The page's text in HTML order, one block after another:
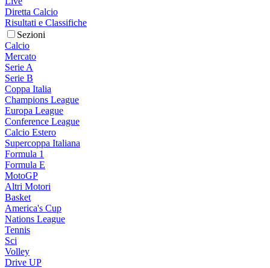
Diretta Calcio
Risultati e Classifiche
Sezioni
Calcio
Mercato
Serie A
Serie B
Coppa Italia
Champions League
Europa League
Conference League
Calcio Estero
Supercoppa Italiana
Formula 1
Formula E
MotoGP
Altri Motori
Basket
America's Cup
Nations League
Tennis
Sci
Volley
Drive UP